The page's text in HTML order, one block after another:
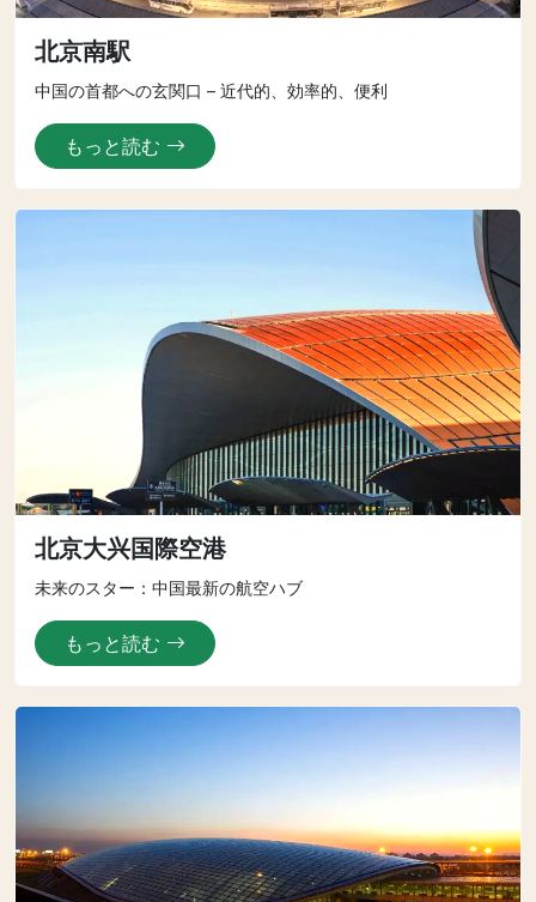
北京南駅
中国の首都への玄関口 – 近代的、効率的、便利
もっと読む
北京大兴国際空港
未来のスター：中国最新の航空ハブ
もっと読む